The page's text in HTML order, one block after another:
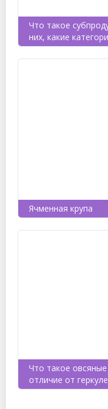
Что такое
них, какие
Ячменная крупа
Что такое
отличие от